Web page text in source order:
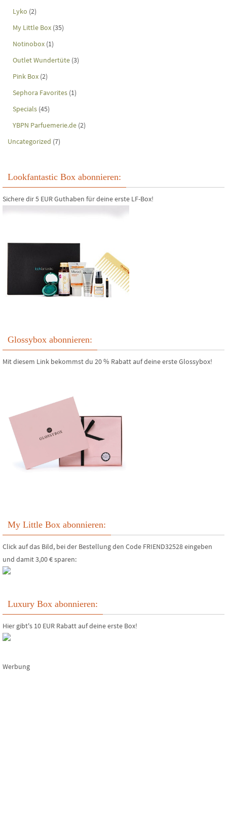
Lyko (2)
My Little Box (35)
Notinobox (1)
Outlet Wundertüte (3)
Pink Box (2)
Sephora Favorites (1)
Specials (45)
YBPN Parfuemerie.de (2)
Uncategorized (7)
Lookfantastic Box abonnieren:
Sichere dir 5 EUR Guthaben für deine erste LF-Box!
Glossybox abonnieren:
Mit diesem Link bekommst du 20 % Rabatt auf deine erste Glossybox!
My Little Box abonnieren:
Click auf das Bild, bei der Bestellung den Code FRIEND32528 eingeben
und damit 3,00 € sparen:
Luxury Box abonnieren:
Hier gibt's 10 EUR Rabatt auf deine erste Box!
Werbung